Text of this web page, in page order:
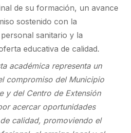
de su formación, un avance
sostenido con la
sanitario y la
educativa de calidad.
académica representa un
compromiso del Municipio
y del Centro de Extensión
acercar oportunidades
calidad, promoviendo el